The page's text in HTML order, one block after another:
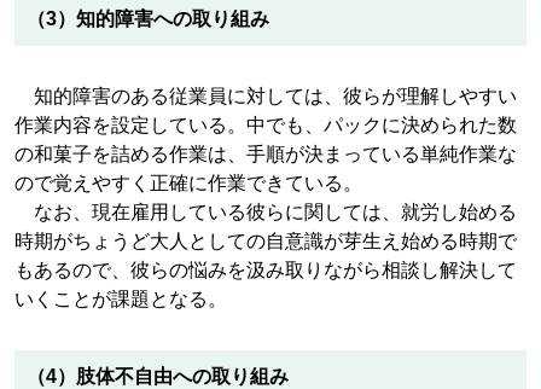
（3）知的障害への取り組み
知的障害のある従業員に対しては、彼らが理解しやすい
作業内容を設定している。中でも、パックに決められた数
の和菓子を詰める作業は、手順が決まっている単純作業な
ので覚えやすく正確に作業できている。
なお、現在雇用している彼らに関しては、就労し始める
時期がちょうど大人としての自意識が芽生え始める時期で
もあるので、彼らの悩みを汲み取りながら相談し解決して
いくことが課題となる。
（4）肢体不自由への取り組み